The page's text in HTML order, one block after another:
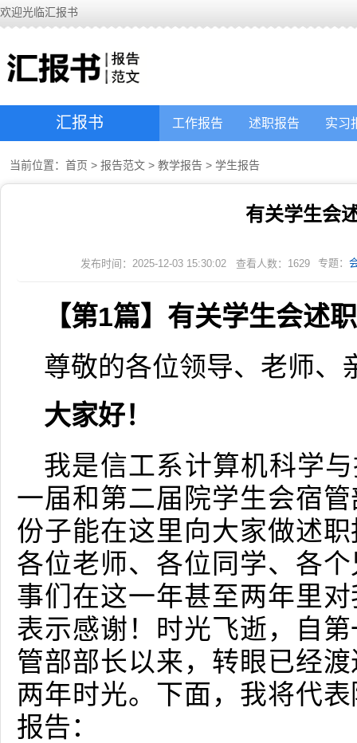
欢迎光临汇报书
汇报书 工作报告 述职报告 实习
当前位置： 首页 > 报告范文 > 教学报告 > 学生报告
有关学生会
发布时间：2025-12-03 15:30:02 查看人数： 1629 专题：
【第1篇】有关学生会述
尊敬的各位领导、老师、
大家好！
我是信工系计算机科学
一届和第二届院学生会宿
份子能在这里向大家做述
各位老师、各位同学、各
事们在这一年甚至两年里
表示感谢！时光飞逝，自
管部部长以来，转眼已经
两年时光。下面，我将代
报告：